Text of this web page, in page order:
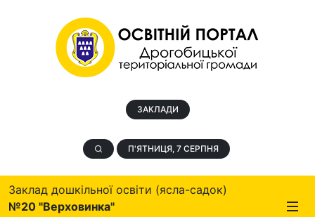
ЗАКЛАДИ
П'ЯТНИЦЯ, 7 СЕРПНЯ
Заклад дошкільної освіти (ясла-садок)
№20 "Верховинка"